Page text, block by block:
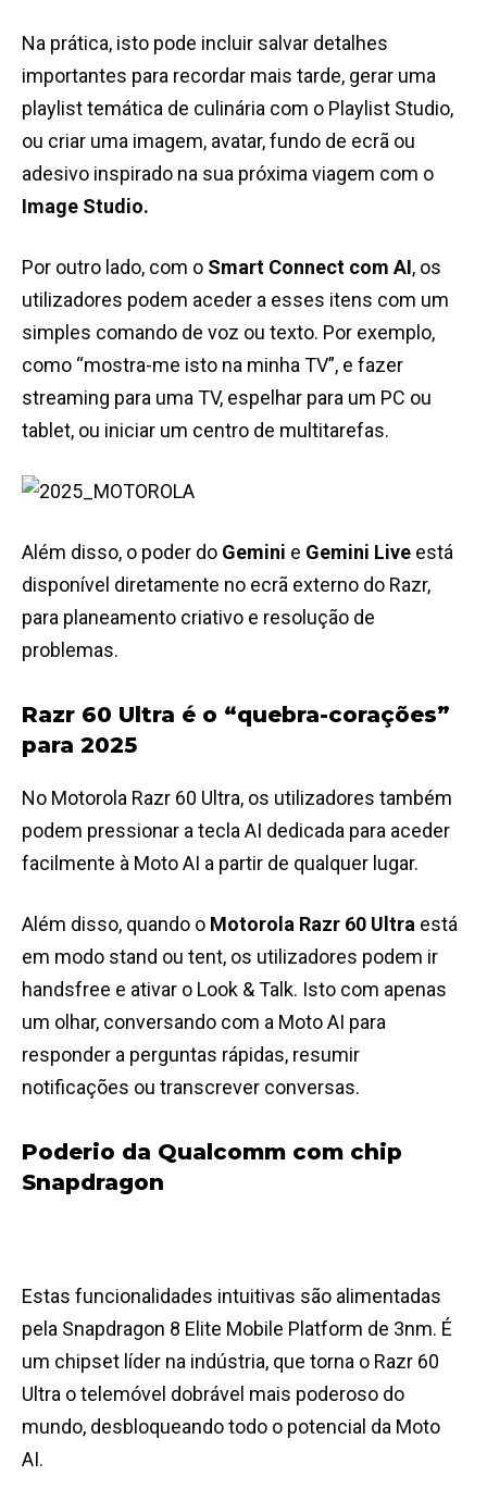
Na prática, isto pode incluir salvar detalhes
importantes para recordar mais tarde, gerar uma
playlist temática de culinária com o Playlist Studio,
ou criar uma imagem, avatar, fundo de ecrã ou
adesivo inspirado na sua próxima viagem com o
Image Studio.
Por outro lado, com o Smart Connect com AI, os
utilizadores podem aceder a esses itens com um
simples comando de voz ou texto. Por exemplo,
como “mostra-me isto na minha TV”, e fazer
streaming para uma TV, espelhar para um PC ou
tablet, ou iniciar um centro de multitarefas.
Além disso, o poder do Gemini e Gemini Live está
disponível diretamente no ecrã externo do Razr,
para planeamento criativo e resolução de
problemas.
Razr 60 Ultra é o “quebra-corações”
para 2025
No Motorola Razr 60 Ultra, os utilizadores também
podem pressionar a tecla AI dedicada para aceder
facilmente à Moto AI a partir de qualquer lugar.
Além disso, quando o Motorola Razr 60 Ultra está
em modo stand ou tent, os utilizadores podem ir
handsfree e ativar o Look & Talk. Isto com apenas
um olhar, conversando com a Moto AI para
responder a perguntas rápidas, resumir
notificações ou transcrever conversas.
Poderio da Qualcomm com chip
Snapdragon
Estas funcionalidades intuitivas são alimentadas
pela Snapdragon 8 Elite Mobile Platform de 3nm. É
um chipset líder na indústria, que torna o Razr 60
Ultra o telemóvel dobrável mais poderoso do
mundo, desbloqueando todo o potencial da Moto
AI.